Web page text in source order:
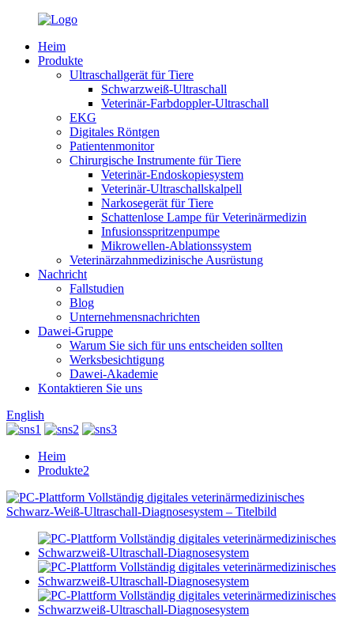
Heim
Produkte
Ultraschallgerät für Tiere
Schwarzweiß-Ultraschall
Veterinär-Farbdoppler-Ultraschall
EKG
Digitales Röntgen
Patientenmonitor
Chirurgische Instrumente für Tiere
Veterinär-Endoskopiesystem
Veterinär-Ultraschallskalpell
Narkosegerät für Tiere
Schattenlose Lampe für Veterinärmedizin
Infusionsspritzenpumpe
Mikrowellen-Ablationssystem
Veterinärzahnmedizinische Ausrüstung
Nachricht
Fallstudien
Blog
Unternehmensnachrichten
Dawei-Gruppe
Warum Sie sich für uns entscheiden sollten
Werksbesichtigung
Dawei-Akademie
Kontaktieren Sie uns
English
Heim
Produkte2